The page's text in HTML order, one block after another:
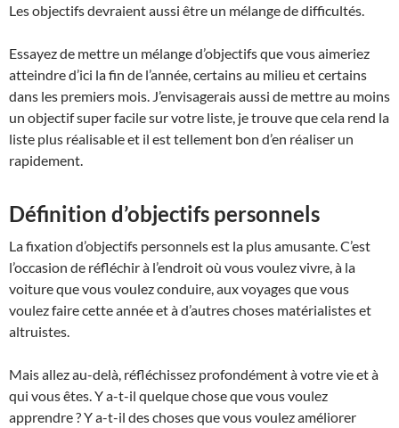
Les objectifs devraient aussi être un mélange de difficultés.
Essayez de mettre un mélange d’objectifs que vous aimeriez
atteindre d’ici la fin de l’année, certains au milieu et certains
dans les premiers mois. J’envisagerais aussi de mettre au moins
un objectif super facile sur votre liste, je trouve que cela rend la
liste plus réalisable et il est tellement bon d’en réaliser un
rapidement.
Définition d’objectifs personnels
La fixation d’objectifs personnels est la plus amusante. C’est
l’occasion de réfléchir à l’endroit où vous voulez vivre, à la
voiture que vous voulez conduire, aux voyages que vous
voulez faire cette année et à d’autres choses matérialistes et
altruistes.
Mais allez au-delà, réfléchissez profondément à votre vie et à
qui vous êtes. Y a-t-il quelque chose que vous voulez
apprendre ? Y a-t-il des choses que vous voulez améliorer